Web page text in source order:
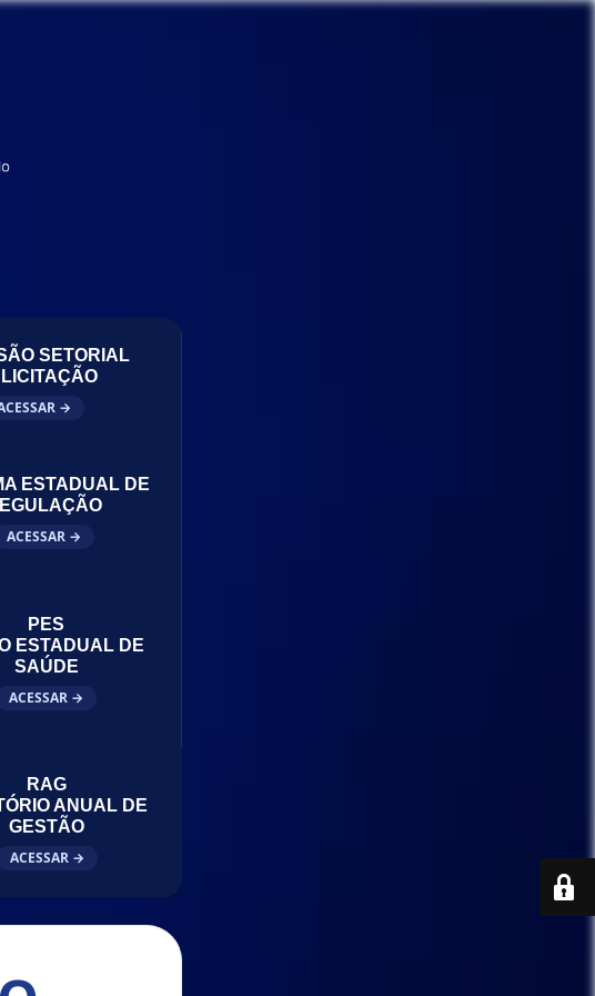
SETORIAL
LICITAÇÃO
→
ESTADUAL DE
ACESSAR →
PES
ESTADUAL DE
SAÚDE
ACESSAR →
RAG
ANUAL DE
GESTÃO
ACESSAR →